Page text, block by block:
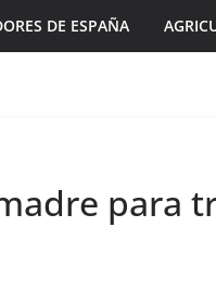
DE ESPAÑA
para